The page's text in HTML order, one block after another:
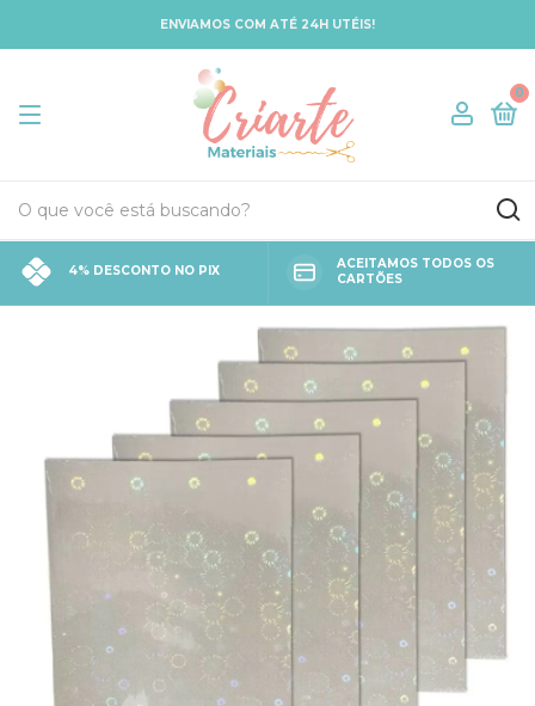
ENVIAMOS COM ATÉ 24H UTÉIS!
0
4% DESCONTO NO PIX
ACEITAMOS TODOS OS
CARTÕES